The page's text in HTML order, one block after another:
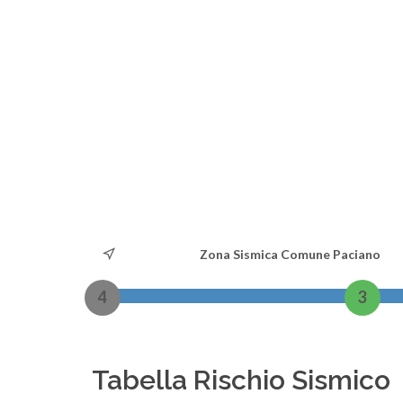
Zona Sismica Comune Paciano
4 3
Tabella Rischio Sismico